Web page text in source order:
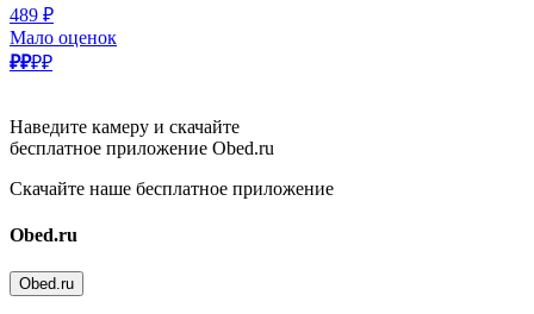
489 ₽
Мало оценок
₽₽₽₽
Наведите камеру и скачайте
бесплатное приложение Obed.ru
Скачайте наше бесплатное приложение
Obed.ru
Obed.ru